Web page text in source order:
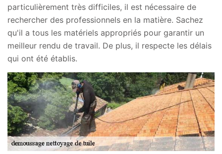
particulièrement très difficiles, il est nécessaire de
rechercher des professionnels en la matière. Sachez
qu'il a tous les matériels appropriés pour garantir un
meilleur rendu de travail. De plus, il respecte les délais
qui ont été établis.